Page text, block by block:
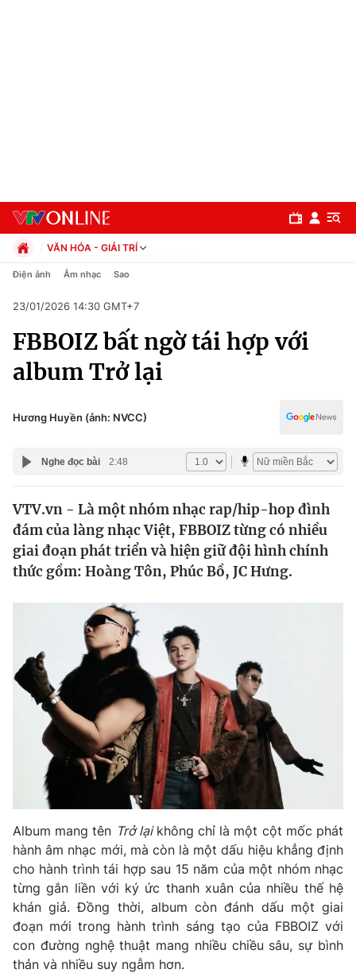
Chuyên mục
Chính trị
Pháp luật
Thế giới
Tin tức
Thế giới đó đây
Câu chuyện quốc tế
Thị trường
Góc doanh nghiệp
Dữ liệu và đời sống
Truyền hình
Phim VTV
Hậu trường
Nhân vật
Khán giả
Giải sao mai
Giải trí
Điện ảnh
Âm nhạc
Sao
Đời sống
Du lịch
Làm đẹp
Chất lượng cuộc sống
Giáo dục
Tuyển sinh
Học trực tuyến
Công nghệ
Hitech Công nghệ tương lai
Sản phẩm
Thị trường
Giao lưu trực tuyến
Lịch phát sóng
VĂN HÓA - GIẢI TRÍ
Chính trị
Pháp luật
Kinh tế
Thể thao
Truyền hình
Y tế
Công nghệ
Điện ảnh Âm nhạc Sao
23/01/2026 14:30 GMT+7
FBBOIZ bất ngờ tái hợp với
album Trở lại
Hương Huyền (ảnh: NVCC)
Nghe đọc bài 2:48
VTV.vn - Là một nhóm nhạc rap/hip-hop đình
đám của làng nhạc Việt, FBBOIZ từng có nhiều
giai đoạn phát triển và hiện giữ đội hình chính
thức gồm: Hoàng Tôn, Phúc Bồ, JC Hưng.
Album mang tên Trở lạikhông chỉ là một cột mốc phát
hành âm nhạc mới, mà còn là một dấu hiệu khẳng định
cho hành trình tái hợp sau 15 năm của một nhóm nhạc
từng gắn liền với ký ức thanh xuân của nhiều thế hệ
khán giả. Đồng thời, album còn đánh dấu một giai
đoạn mới trong hành trình sáng tạo của FBBOIZ với
con đường nghệ thuật mang nhiều chiều sâu, sự bình
thản và nhiều suy ngẫm hơn.